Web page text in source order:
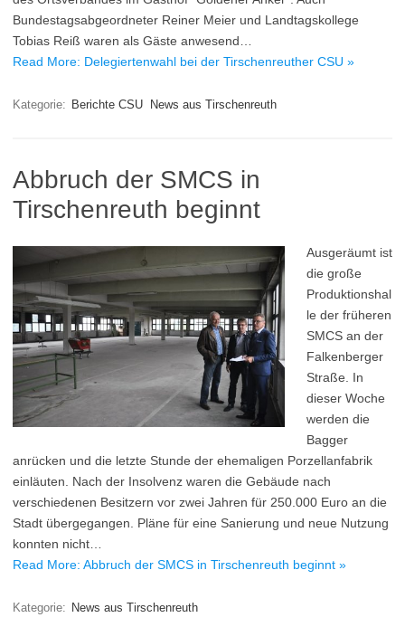
Bundestagsabgeordneter Reiner Meier und Landtagskollege
Tobias Reiß waren als Gäste anwesend…
Read More: Delegiertenwahl bei der Tirschenreuther CSU »
Kategorie: Berichte CSU News aus Tirschenreuth
Abbruch der SMCS in
Tirschenreuth beginnt
Ausgeräumt ist
die große
Produktionshal
le der früheren
SMCS an der
Falkenberger
Straße. In
dieser Woche
werden die
Bagger
anrücken und die letzte Stunde der ehemaligen Porzellanfabrik
einläuten. Nach der Insolvenz waren die Gebäude nach
verschiedenen Besitzern vor zwei Jahren für 250.000 Euro an die
Stadt übergegangen. Pläne für eine Sanierung und neue Nutzung
konnten nicht…
Read More: Abbruch der SMCS in Tirschenreuth beginnt »
Kategorie: News aus Tirschenreuth